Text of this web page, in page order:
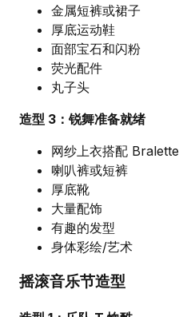
金属短裤或裙子
厚底运动鞋
面部宝石和闪粉
荧光配件
丸子头
造型 3：锐舞准备就绪
网纱上衣搭配 Bralette
喇叭裤或短裤
厚底靴
大量配饰
有趣的发型
身体彩绘/艺术
摇滚音乐节造型